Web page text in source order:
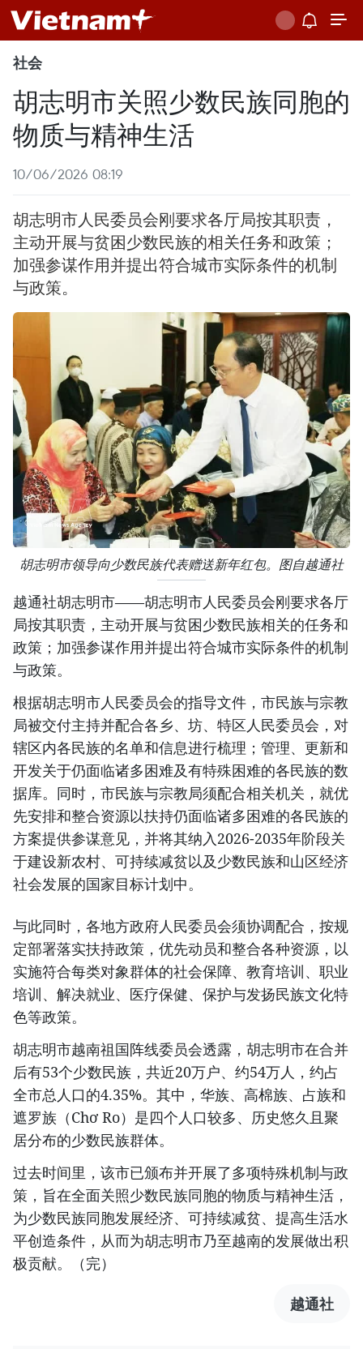
社会
胡志明市关照少数民族同胞的
物质与精神生活
10/06/2026 08:19
胡志明市人民委员会刚要求各厅局按其职责，
主动开展与贫困少数民族的相关任务和政策；
加强参谋作用并提出符合城市实际条件的机制
与政策。
胡志明市领导向少数民族代表赠送新年红包。图自越通社
越通社胡志明市——胡志明市人民委员会刚要求各厅
局按其职责，主动开展与贫困少数民族相关的任务和
政策；加强参谋作用并提出符合城市实际条件的机制
与政策。
根据胡志明市人民委员会的指导文件，市民族与宗教
局被交付主持并配合各乡、坊、特区人民委员会，对
辖区内各民族的名单和信息进行梳理；管理、更新和
开发关于仍面临诸多困难及有特殊困难的各民族的数
据库。同时，市民族与宗教局须配合相关机关，就优
先安排和整合资源以扶持仍面临诸多困难的各民族的
方案提供参谋意见，并将其纳入2026-2035年阶段关
于建设新农村、可持续减贫以及少数民族和山区经济
社会发展的国家目标计划中。
与此同时，各地方政府人民委员会须协调配合，按规
定部署落实扶持政策，优先动员和整合各种资源，以
实施符合每类对象群体的社会保障、教育培训、职业
培训、解决就业、医疗保健、保护与发扬民族文化特
色等政策。
胡志明市越南祖国阵线委员会透露，胡志明市在合并
后有53个少数民族，共近20万户、约54万人，约占
全市总人口的4.35%。其中，华族、高棉族、占族和
遮罗族（Chơ Ro）是四个人口较多、历史悠久且聚
居分布的少数民族群体。
过去时间里，该市已颁布并开展了多项特殊机制与政
策，旨在全面关照少数民族同胞的物质与精神生活，
为少数民族同胞发展经济、可持续减贫、提高生活水
平创造条件，从而为胡志明市乃至越南的发展做出积
极贡献。（完）
越通社